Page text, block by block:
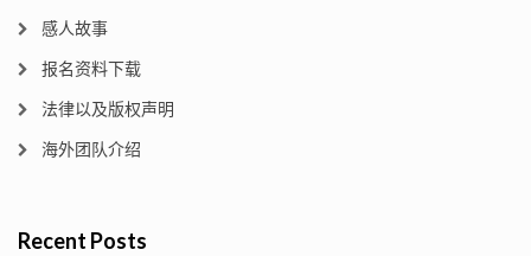
感人故事
报名资料下载
法律以及版权声明
海外团队介绍
Recent Posts